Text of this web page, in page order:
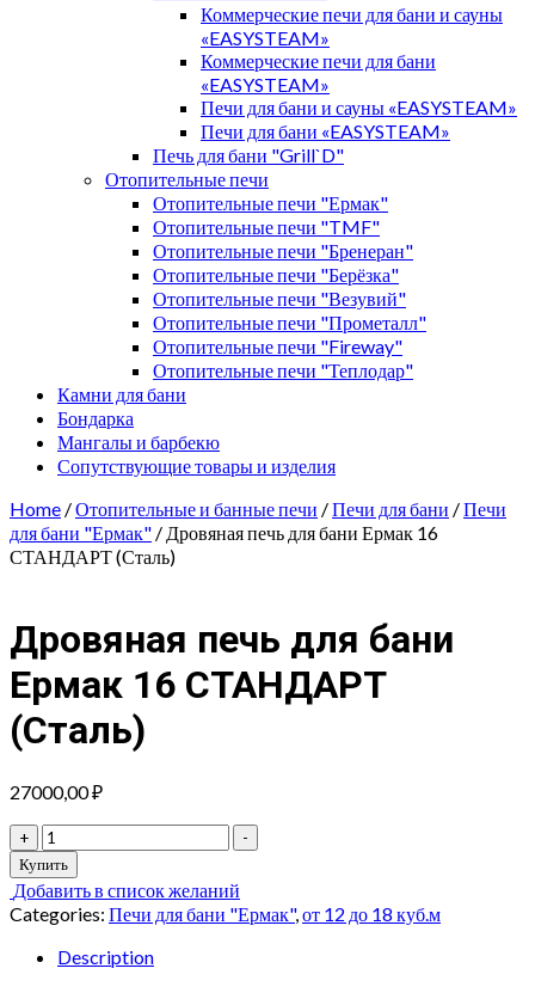
Коммерческие печи для бани и сауны
«EASYSTEAM»
Коммерческие печи для бани
«EASYSTEAM»
Печи для бани и сауны «EASYSTEAM»
Печи для бани «EASYSTEAM»
Печь для бани "Grill`D"
Отопительные печи
Отопительные печи "Ермак"
Отопительные печи "TMF"
Отопительные печи "Бренеран"
Отопительные печи "Берёзка"
Отопительные печи "Везувий"
Отопительные печи "Прометалл"
Отопительные печи "Fireway"
Отопительные печи "Теплодар"
Камни для бани
Бондарка
Мангалы и барбекю
Сопутствующие товары и изделия
Home /Отопительные и банные печи /Печи для бани /Печи
для бани "Ермак" / Дровяная печь для бани Ермак 16
СТАНДАРТ (Сталь)
Дровяная печь для бани
Ермак 16 СТАНДАРТ
(Сталь)
27000,00₽
+
Дровяная
печь
для
бани
Ермак
16
-
Купить
Добавить в список желаний
Categories: Печи для бани "Ермак", от 12 до 18 куб.м
Description